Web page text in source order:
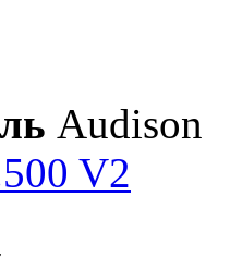
Audison
V2